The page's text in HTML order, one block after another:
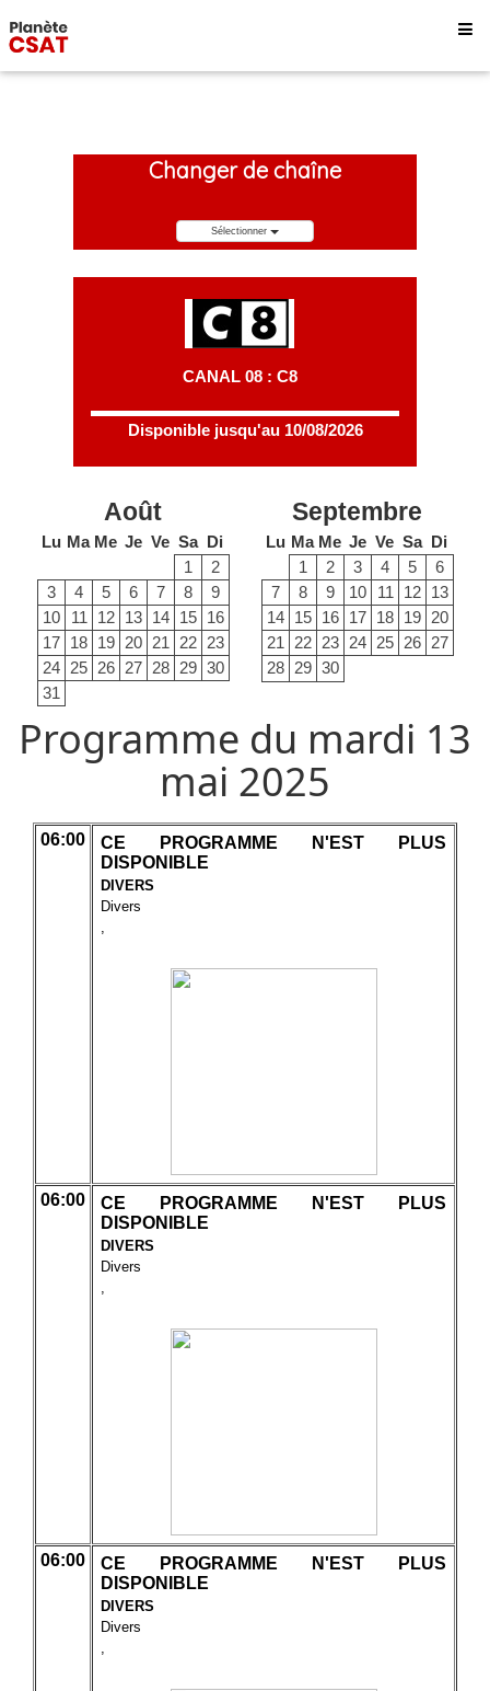
Changer de chaîne
Sélectionner
CANAL 08 : C8
Disponible jusqu'au 10/08/2026
Août
Lu Ma Me Je Ve Sa Di
1
2
3
4 5 6 7 8
9
10
11 12 13 14 15 16
17 18 19 20 21 22 23
24 25 26 27 28 29 30
31
Septembre
Lu Ma Me Je Ve Sa Di
1
2 3 4 5
6
7
8 9 10 11 12 13
14 15 16 17 18 19 20
21
22 23 24 25 26 27
28 29 30
Programme du mardi 13
mai 2025